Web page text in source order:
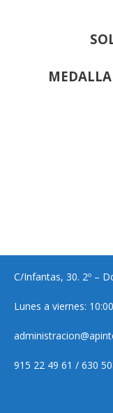
C/Infantas, 30. 2º –
Lunes a viernes:
915 22 49 61 / 630